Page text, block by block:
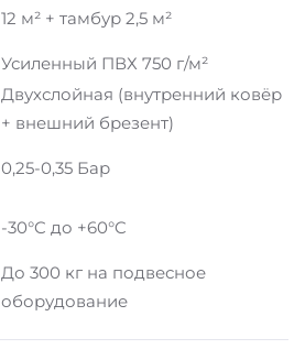
12 м² + тамбур 2,5 м²
Усиленный ПВХ 750 г/м²
Двухслойная (внутренний ковёр
+ внешний брезент)
0,25-0,35 Бар
-30°C до +60°C
До 300 кг на подвесное
оборудование